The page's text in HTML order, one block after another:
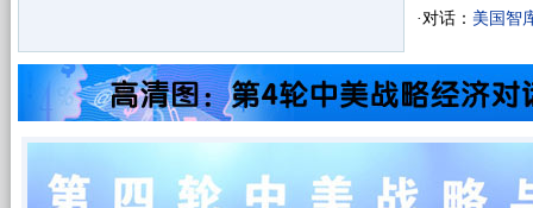
·对话： 美国智